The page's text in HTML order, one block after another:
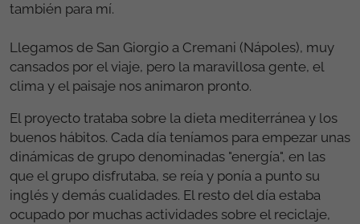
también para mí.
Llegamos de San Giorgio a Cremani (Nápoles), muy
cansados por el viaje, pero la maravillosa gente, el
clima y el paisaje nos animaron pronto.
El proyecto trataba sobre la dieta mediterránea y los
buenos hábitos. Cada día teníamos para empezar unas
dinámicas de grupo denominadas "energía", en las
que el grupo disfrutaba, se reía y ponía a punto su
inglés y demás cualidades. El resto del día estaba
ocupado por muchas actividades sobre el reciclaje,